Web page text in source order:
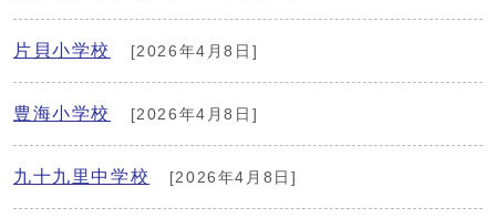
片貝小学校 [2026年4月8日]
豊海小学校 [2026年4月8日]
九十九里中学校 [2026年4月8日]